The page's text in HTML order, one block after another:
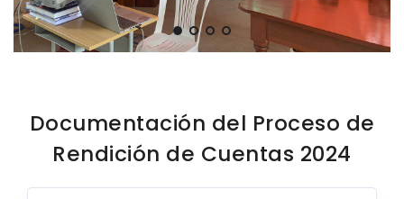
Documentación del Proceso de
Rendición de Cuentas 2024